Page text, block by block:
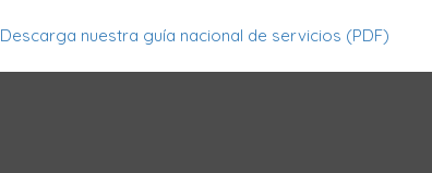
Descarga nuestra guía nacional de servicios (PDF)